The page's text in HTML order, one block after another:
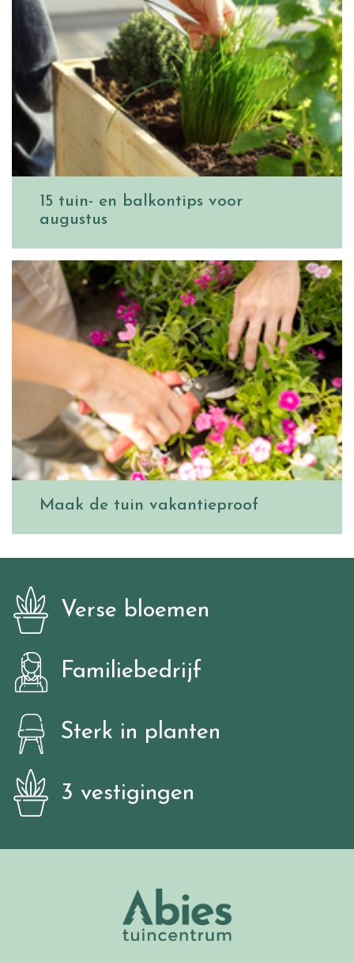
15 tuin- en balkontips voor
augustus
Maak de tuin vakantieproof
Verse bloemen
Familiebedrijf
Sterk in planten
3 vestigingen